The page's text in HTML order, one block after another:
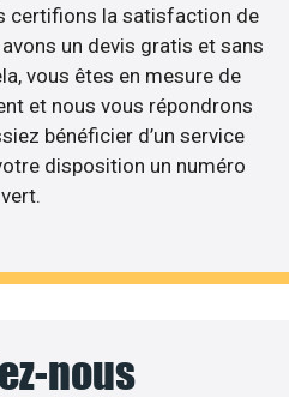
certifions la satisfaction de
un devis gratis et sans
vous êtes en mesure de
et nous vous répondrons
bénéficier d’un service
disposition un numéro
vert.
nous